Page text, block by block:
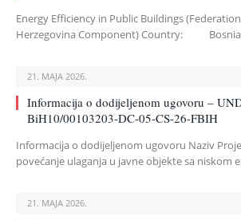
Energy Efficiency in Public Buildings
Herzegovina Component) Country: Bosnia
21. MAJA 2026.
Informacija o dodijeljenom ugovoru –
BiH10/00103203-DC-05-CS-26-FBIH
Informacija o dodijeljenom ugovoru Naziv
povećanje ulaganja u javne objekte sa niskom
21. MAJA 2026.